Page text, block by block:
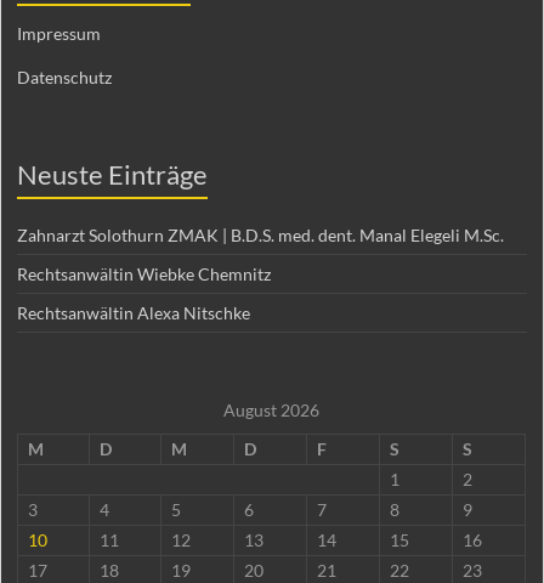
Impressum
Datenschutz
Neuste Einträge
Zahnarzt Solothurn ZMAK | B.D.S. med. dent. Manal Elegeli M.Sc.
Rechtsanwältin Wiebke Chemnitz
Rechtsanwältin Alexa Nitschke
August 2026
M
D M D F S
S
1
2
3
4 5 6 7 8
9
10
11 12 13 14 15
16
17
18 19 20 21 22
23